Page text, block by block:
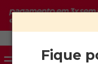
Fique